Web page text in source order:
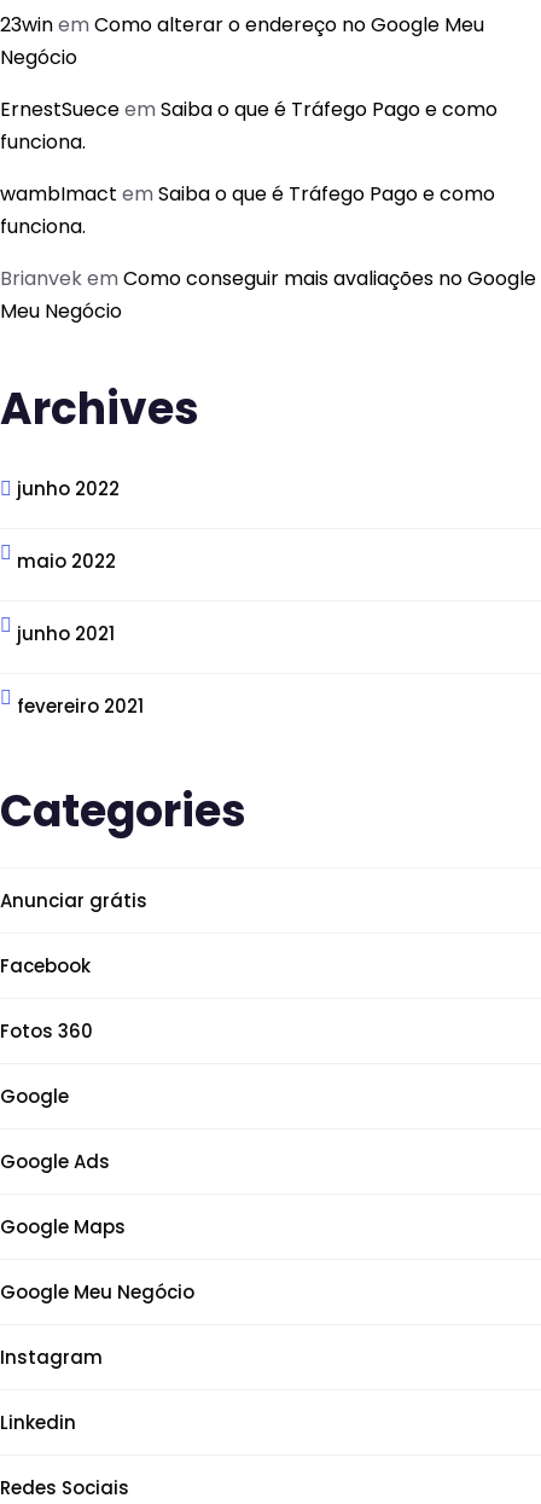
23winem Como alterar o endereço no Google Meu
Negócio
ErnestSueceem Saiba o que é Tráfego Pago e como
funciona.
wambImact em Saiba o que é Tráfego Pago e como
funciona.
Brianvekem Como conseguir mais avaliações no Google
Meu Negócio
Archives
junho 2022
maio 2022
junho 2021
fevereiro 2021
Categories
Anunciar grátis
Facebook
Fotos 360
Google
Google Ads
Google Maps
Google Meu Negócio
Instagram
Linkedin
Redes Sociais